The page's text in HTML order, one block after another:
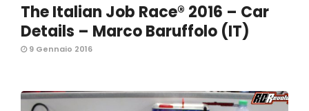
The Italian Job Race® 2016 – Car
Details – Marco Baruffolo (IT)
9 Gennaio 2016